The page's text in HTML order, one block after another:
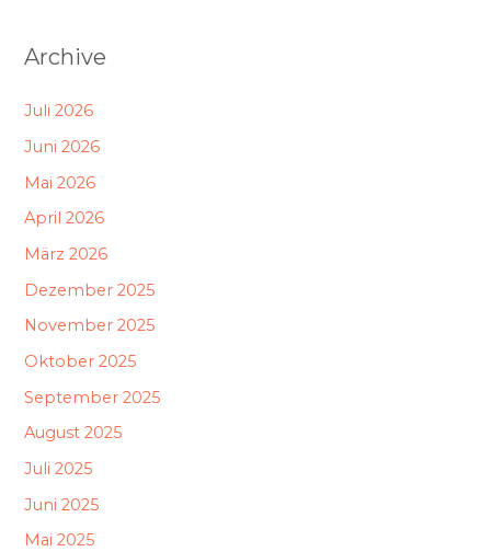
Archive
Juli 2026
Juni 2026
Mai 2026
April 2026
März 2026
Dezember 2025
November 2025
Oktober 2025
September 2025
August 2025
Juli 2025
Juni 2025
Mai 2025